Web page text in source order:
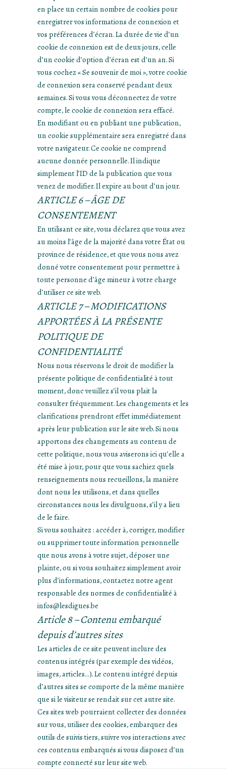
en place un certain nombre de cookies pour
enregistrer vos informations de connexion et
vos préférences d’écran. La durée de vie d’un
cookie de connexion est de deux jours, celle
d’un cookie d’option d’écran est d’un an. Si
vous cochez « Se souvenir de moi », votre cookie
de connexion sera conservé pendant deux
semaines. Si vous vous déconnectez de votre
compte, le cookie de connexion sera effacé.
En modifiant ou en publiant une publication,
un cookie supplémentaire sera enregistré dans
votre navigateur. Ce cookie ne comprend
aucune donnée personnelle. Il indique
simplement l’ID de la publication que vous
venez de modifier. Il expire au bout d’un jour.
ARTICLE 6 – ÂGE DE
CONSENTEMENT
En utilisant ce site, vous déclarez que vous avez
au moins l’âge de la majorité dans votre État ou
province de résidence, et que vous nous avez
donné votre consentement pour permettre à
toute personne d’âge mineur à votre charge
d’utiliser ce site web.
ARTICLE 7 – MODIFICATIONS
APPORTÉES À LA PRÉSENTE
POLITIQUE DE
CONFIDENTIALITÉ
Nous nous réservons le droit de modifier la
présente politique de confidentialité à tout
moment, donc veuillez s’il vous plait la
consulter fréquemment. Les changements et les
clarifications prendront effet immédiatement
après leur publication sur le site web. Si nous
apportons des changements au contenu de
cette politique, nous vous aviserons ici qu’elle a
été mise à jour, pour que vous sachiez quels
renseignements nous recueillons, la manière
dont nous les utilisons, et dans quelles
circonstances nous les divulguons, s’il y a lieu
de le faire.
Si vous souhaitez : accéder à, corriger, modifier
ou supprimer toute information personnelle
que nous avons à votre sujet, déposer une
plainte, ou si vous souhaitez simplement avoir
plus d’informations, contactez notre agent
responsable des normes de confidentialité à
infos@lesdigues.be
Article 8 – Contenu embarqué
depuis d’autres sites
Les articles de ce site peuvent inclure des
contenus intégrés (par exemple des vidéos,
images, articles…). Le contenu intégré depuis
d’autres sites se comporte de la même manière
que si le visiteur se rendait sur cet autre site.
Ces sites web pourraient collecter des données
sur vous, utiliser des cookies, embarquer des
outils de suivis tiers, suivre vos interactions avec
ces contenus embarqués si vous disposez d’un
compte connecté sur leur site web.